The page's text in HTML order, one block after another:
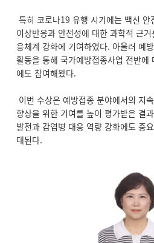
특히 코로나19 유행 시기에는 백신 안
이상반응과 안전성에 대한 과학적 근
응체계 강화에 기여하였다. 아울러 예
활동을 통해 국가예방접종사업 전반에
에도 참여해왔다.
이번 수상은 예방접종 분야에서의 지
향상을 위한 기여를 높이 평가받은 결
발전과 감염병 대응 역량 강화에도 중
대된다.